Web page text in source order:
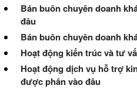
Bán buôn chuyên doanh
đâu
Bán buôn chuyên doanh
Hoạt động kiến trúc và tư
Hoạt động dịch vụ hỗ trợ
được phân vào đâu